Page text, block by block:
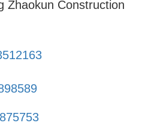
Zhaokun Construction